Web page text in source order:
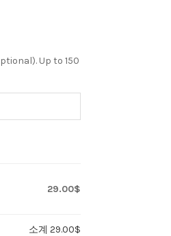
Up to 150
29.00$
소계 29.00$